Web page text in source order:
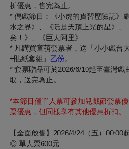
折優惠，售完為止。
* 偶戲節目：《小虎的實習歷險記》
水之界》
、《阮是天頂上光的星》
矣！》、《巨人阿里》
* 凡購買童萌套票者，送「小小戲台
+貼紙套組」 乙份。
* 套票贈品可於2026/6/10起至臺灣戲
取，送完為止。
*本節目僅單人票可參加兒戲節套票
票優惠，但同樣享有其他優惠折扣。
【全面啟售】2026/4/24（五）00:00
◎ 單人票600元